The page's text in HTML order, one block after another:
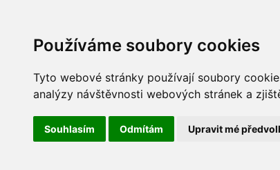
Používáme soubory cookies
Tyto webové stránky používají soubory
analýzy návštěvnosti webových stránek a
Souhlasím Odmítám Upravit mé
ÚVOD NOVINKY